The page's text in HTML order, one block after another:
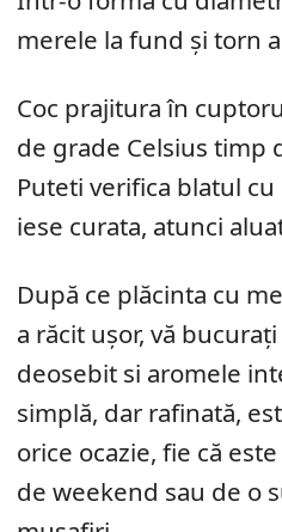
merele la fund și torn
Coc prajitura în
de grade Celsius timp
Puteti verifica blatul cu
iese curata, atunci
După ce plăcinta cu
a răcit ușor, vă
deosebit si aromele
simplă, dar rafinată,
orice ocazie, fie că
de weekend sau de o